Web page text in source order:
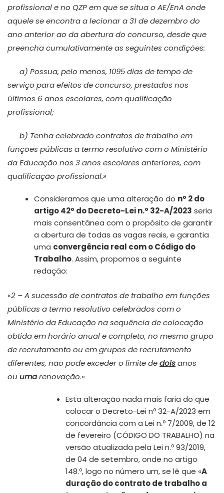
profissional e no QZP em que se situa o AE/EnA onde
aquele se encontra a lecionar a 31 de dezembro do
ano anterior ao da abertura do concurso, desde que
preencha cumulativamente as seguintes condições:
a) Possua, pelo menos, 1095 dias de tempo de
serviço para efeitos de concurso, prestados nos
últimos 6 anos escolares, com qualificação
profissional;
b) Tenha celebrado contratos de trabalho em
funções públicas a termo resolutivo com o Ministério
da Educação nos 3 anos escolares anteriores, com
qualificação profissional.»
Consideramos que uma alteração do nº 2 do
artigo 42º do Decreto-Lei n.º 32-A/2023 seria
mais consentânea com o propósito de garantir
a abertura de todas as vagas reais, e garantia
uma convergência real com o Código do
Trabalho. Assim, propomos a seguinte
redação:
«2 – A sucessão de contratos de trabalho em funções
públicas a termo resolutivo celebrados com o
Ministério da Educação na sequência de colocação
obtida em horário anual e completo, no mesmo grupo
de recrutamento ou em grupos de recrutamento
diferentes, não pode exceder o limite dedoisanos
ou umarenovação.»
Esta alteração nada mais faria do que
colocar o Decreto-Lei nº 32-A/2023 em
concordância com a Lei n.º 7/2009, de 12
de fevereiro (CÓDIGO DO TRABALHO) na
versão atualizada pela Lei n.º 93/2019,
de 04 de setembro, onde no artigo
148.º, logo no número um, se lê que «A
duração do contrato de trabalho a